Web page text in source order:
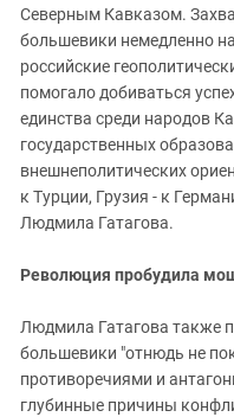
Северным Кавказом.
большевики немедленно
российские
помогало добиваться
единства среди народов
государственных
внешнеполитических
к Турции, Грузия - к
Людмила Гатагова.
Революция пробудила
Людмила Гатагова также
большевики "отнюдь не
противоречиями и
глубинные причины